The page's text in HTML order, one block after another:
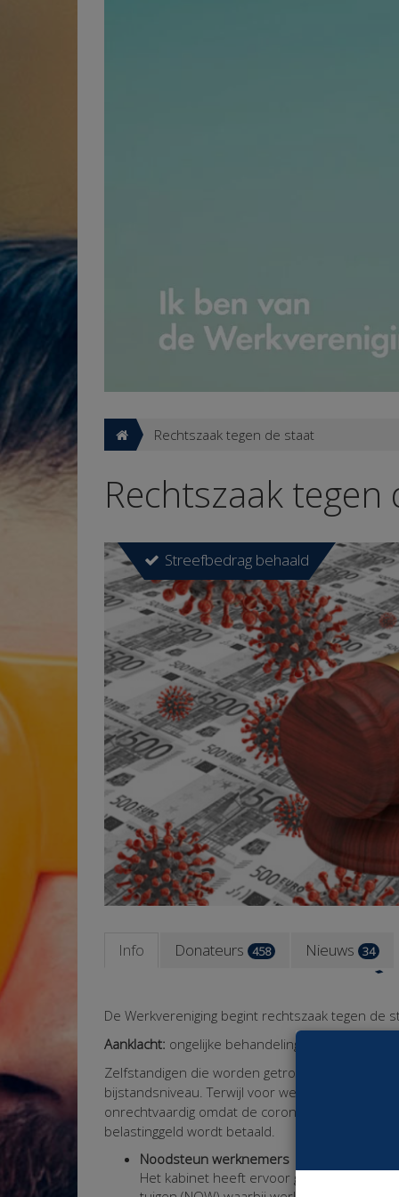
Rechtszaak tegen de staat
Rechtszaak tegen
Streefbedrag behaald
Info Donateurs 458 Nieuws 34
De Werkvereniging begint rechtszaak tegen de
Aanklacht: ongelijke behandeling van
Zelfstandigen die worden getroffen door de
bijstandsniveau. Terwijl voor werknemers hun
onrechtvaardig omdat de coronacrisis geen
belastinggeld wordt betaald.
Noodsteun werknemers
Het kabinet heeft ervoor gekozen om aan